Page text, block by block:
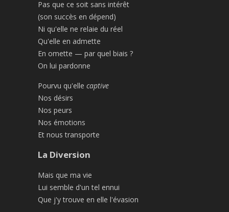
Pas que ce soit sans intérêt
(son succès en dépend)
Ni qu'elle ne relaie du réel
Qu'elle en admette
En omette — par quel biais ?
On lui pardonne
Pourvu qu'elle captive
Nos désirs
Nos peurs
Nos émotions
Et nous transporte
La Diversion
Mais que ma vie
Lui semble d'un tel ennui
Que j'y trouve en elle l'évasion